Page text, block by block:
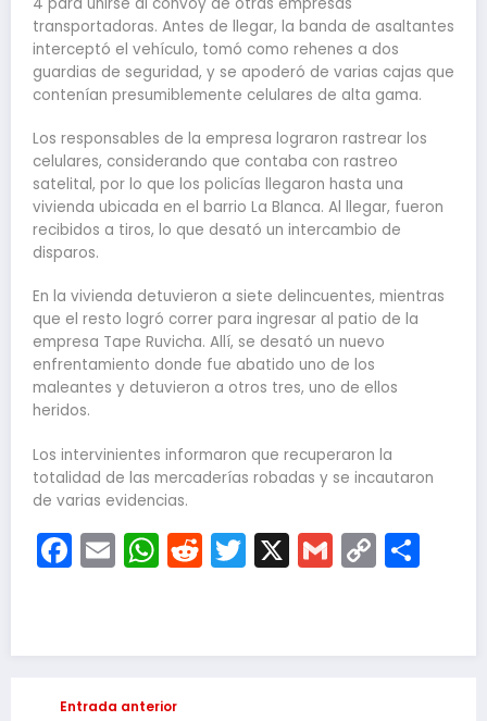
transportadoras. Antes de llegar, la banda de asaltantes
interceptó el vehículo, tomó como rehenes a dos
guardias de seguridad, y se apoderó de varias cajas que
contenían presumiblemente celulares de alta gama.
Los responsables de la empresa lograron rastrear los
celulares, considerando que contaba con rastreo
satelital, por lo que los policías llegaron hasta una
vivienda ubicada en el barrio La Blanca. Al llegar, fueron
recibidos a tiros, lo que desató un intercambio de
disparos.
En la vivienda detuvieron a siete delincuentes, mientras
que el resto logró correr para ingresar al patio de la
empresa Tape Ruvicha. Allí, se desató un nuevo
enfrentamiento donde fue abatido uno de los
maleantes y detuvieron a otros tres, uno de ellos
heridos.
Los intervinientes informaron que recuperaron la
totalidad de las mercaderías robadas y se incautaron
de varias evidencias.
Facebook
EmailWhatsApp
Reddit
Twitter
X Gmail
Copy
Link
Entrada anterior